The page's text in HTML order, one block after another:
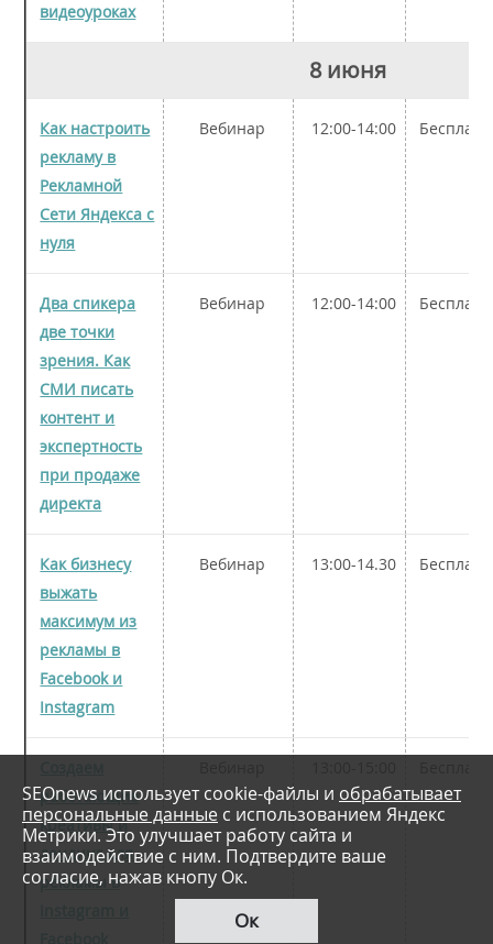
видеоуроках
8 июня
Как настроить
рекламу в
Рекламной
Сети Яндекса с
нуля
Вебинар 12:00-14:00
Два спикера
две точки
зрения. Как
СМИ писать
контент и
экспертность
при продаже
директа
Вебинар 12:00-14:00
Как бизнесу
выжать
максимум из
рекламы в
Facebook и
Instagram
Вебинар 13:00-14.30
работающие
креативы и
лендинг для
рекламы в
SEOnews использует cookie-файлы и обрабатывает
персональные данные с использованием Яндекс
Метрики. Это улучшает работу сайта и
взаимодействие с ним. Подтвердите ваше
согласие, нажав кнопу Ок.
Ок